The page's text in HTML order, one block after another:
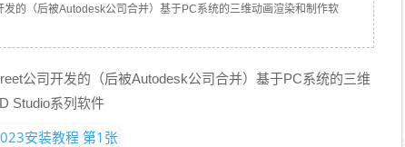
的（后被Autodesk公司合并）基于PC系统的三维动画渲染和制作软
公司开发的（后被Autodesk公司合并）基于PC系统的三维
Studio系列软件